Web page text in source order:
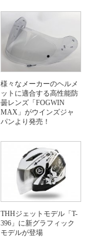
様々なメーカーのヘルメ
ットに適合する高性能防
曇レンズ「FOGWIN
MAX」がウインズジャ
パンより発売！
THHジェットモデル「T-
396」に新グラフィック
モデルが登場